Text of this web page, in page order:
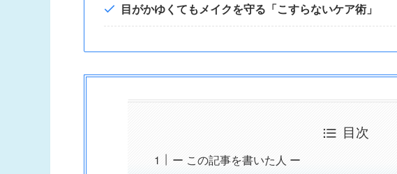
目がかゆくてもメイクを守る「こすらないケア術」
目次
ー この記事を書いた人 ー